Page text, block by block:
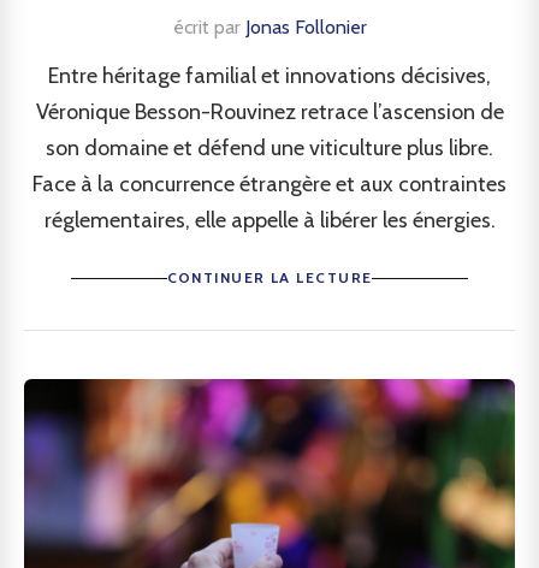
écrit par Jonas Follonier
Entre héritage familial et innovations décisives,
Véronique Besson-Rouvinez retrace l’ascension de
son domaine et défend une viticulture plus libre.
Face à la concurrence étrangère et aux contraintes
réglementaires, elle appelle à libérer les énergies.
CONTINUER LA LECTURE